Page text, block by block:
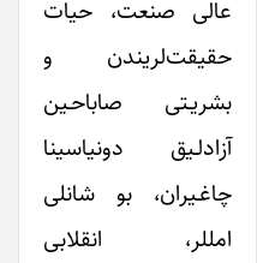
عالی صنعت، حیات
حقیقت‌لریندن و
بشریـتی صاباحـین
آزادلـیق دونیاسینا
چاغـیران، بو شانلی
امللر، انقلابی